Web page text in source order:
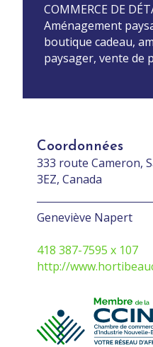
COMMERCE DE
Aménagement
boutique cadeau,
paysager, vente de
Coordonnées
333 route Cameron,
3EZ, Canada
Geneviève Napert
418 387-7595 x 107
http://